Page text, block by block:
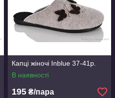
Капці жіночі Inblue 37-41р.
В наявності
195 ₴/пара